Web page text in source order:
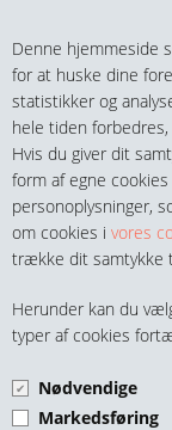
Denne hjemmeside
for at huske dine
statistikker og
hele tiden
Hvis du giver dit
form af egne
personoplysninger,
om cookies i vores
trække dit samtykke
Herunder kan du
typer af cookies
Nødvendige
Markedsføring
MENU
HANER &
SLANGER,
316